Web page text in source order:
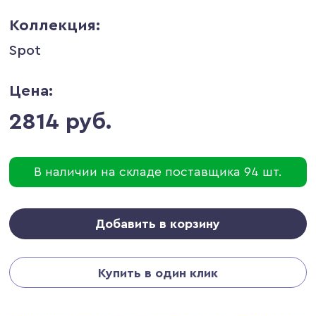
Коллекция:
Spot
Цена:
2814 руб.
В наличии на складе поставщика 94 шт.
Добавить в корзину
Купить в один клик